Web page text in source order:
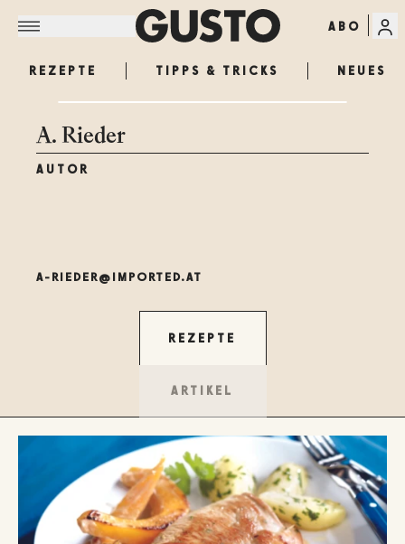
ABO
REZEPTE TIPPS & TRICKS NEUES
A. Rieder
AUTOR
A-RIEDER@IMPORTED.AT
REZEPTE
ARTIKEL